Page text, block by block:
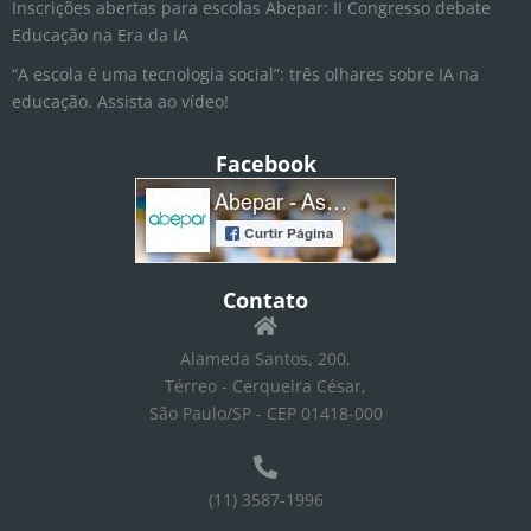
Inscrições abertas para escolas Abepar: II Congresso debate
Educação na Era da IA
“A escola é uma tecnologia social”: três olhares sobre IA na
educação. Assista ao vídeo!
Facebook
Contato
Alameda Santos, 200,
Térreo - Cerqueira César,
São Paulo/SP - CEP 01418-000
(11) 3587-1996